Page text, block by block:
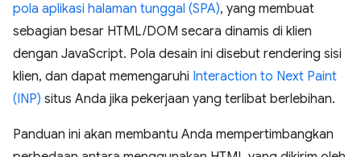
pola aplikasi halaman tunggal (SPA), yang membuat
sebagian besar HTML/DOM secara dinamis di klien
dengan JavaScript. Pola desain ini disebut rendering sisi
klien, dan dapat memengaruhi Interaction to Next Paint
(INP) situs Anda jika pekerjaan yang terlibat berlebihan.
Panduan ini akan membantu Anda mempertimbangkan